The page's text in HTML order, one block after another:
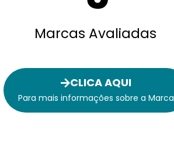
Marcas Avaliadas
CLICA AQUI
Para mais informações sobre a Marca